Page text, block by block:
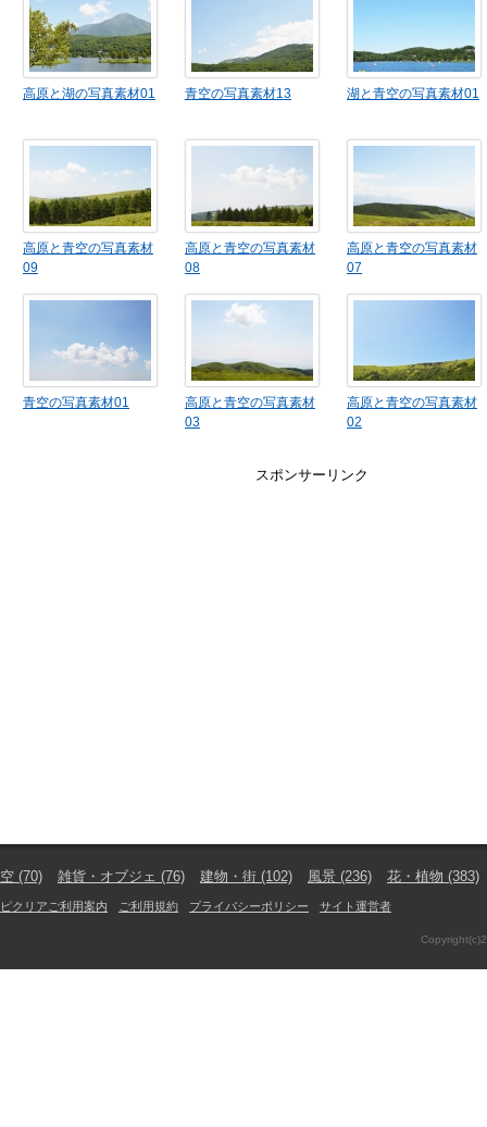
高原と湖の写真素材01 青空の写真素材13 湖と青空の写真素材01
高原と青空の写真素材
09
高原と青空の写真素材
08
高原と青空の写真素材
07
青空の写真素材01
高原と青空の写真素材
03
高原と青空の写真素材
02
スポンサーリンク
空 (70) 雑貨・オブジェ (76) 建物・街 (102) 風景 (236) 花・植物 (383)
ピクリアご利用案内 ご利用規約 プライバシーポリシー サイト運営者